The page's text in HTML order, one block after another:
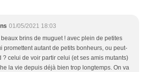
01/05/2021 18:03
brins de muguet ! avec plein de petites
promettent autant de petits bonheurs, ou peut-
? celui de voir partir celui (et ses amis mutants)
la vie depuis déjà bien trop longtemps. On va